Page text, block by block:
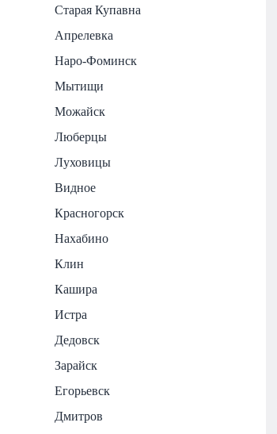
Старая Купавна
Апрелевка
Наро-Фоминск
Мытищи
Можайск
Люберцы
Луховицы
Видное
Красногорск
Нахабино
Клин
Кашира
Истра
Дедовск
Зарайск
Егорьевск
Дмитров